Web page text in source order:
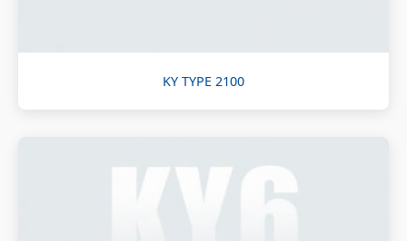
KY TYPE 2100